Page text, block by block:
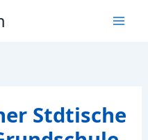
Stdtische